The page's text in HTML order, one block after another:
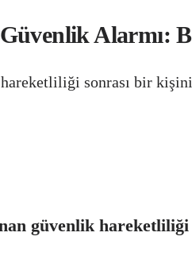
Alarmı:
sonrası bir
güvenlik